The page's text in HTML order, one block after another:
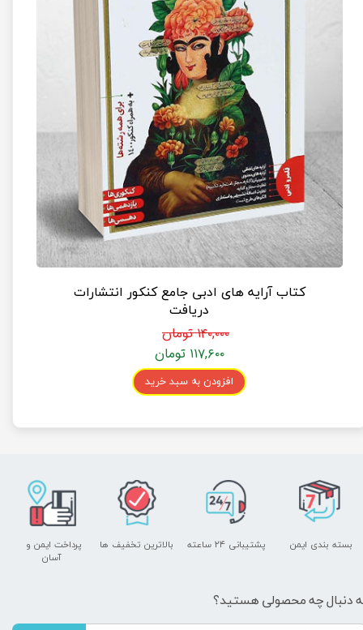
کتاب آرایه های ادبی جامع کنکور انتشارات
دریافت
۱۴۰,۰۰۰ تومان
۱۱۷,۶۰۰ تومان
افزودن به سبد خرید
پشتیبانی ۲۴ ساعته
پرداخت ایمن و ​​​​​​​
آسان
بسته بندی ایمن بالاترین تخفیف ها
دنبال چه محصولی هستید؟